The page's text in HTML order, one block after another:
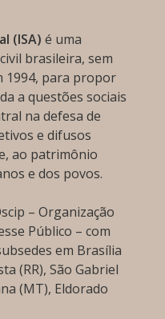
(ISA) é uma
brasileira, sem
1994, para propor
a questões sociais
na defesa de
e difusos
ao patrimônio
e dos povos.
– Organização
Público – com
em Brasília
(RR), São Gabriel
(MT), Eldorado